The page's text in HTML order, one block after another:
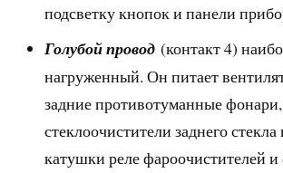
подсветку кнопок и панели
Голубой провод (контакт 4)
нагруженный. Он питает
задние противотуманные фонари,
стеклоочистители заднего
катушки реле фароочистителей и